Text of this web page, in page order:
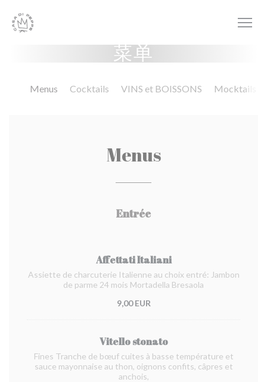
菜单
Menus Cocktails VINS et BOISSONS Mocktails
Menus
Entrée
Affettati Italiani
Assiette de charcuterie Italienne au choix entré: Jambon
de parme 24 mois Mortadella Bresaola
9,00 EUR
Vitello stonato
Fines Tranche de bœuf cuites à basse température et
sauce mayonnaise au thon, oignons confits, câpres et
anchois,